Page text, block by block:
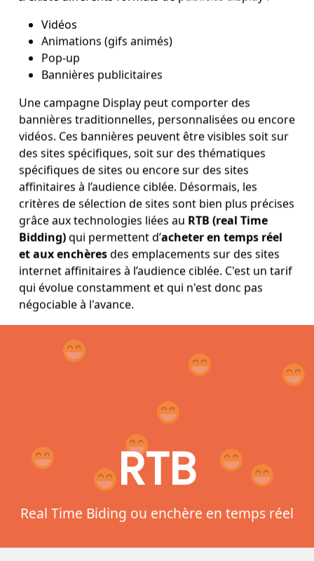
Vidéos
Animations (gifs animés)
Pop-up
Bannières publicitaires
Une campagne Display peut comporter des
bannières traditionnelles, personnalisées ou encore
vidéos. Ces bannières peuvent être visibles soit sur
des sites spécifiques, soit sur des thématiques
spécifiques de sites ou encore sur des sites
affinitaires à l’audience ciblée. Désormais, les
critères de sélection de sites sont bien plus précises
grâce aux technologies liées au RTB (real Time
Bidding)qui permettent d’acheter en temps réel
et aux enchèresdes emplacements sur des sites
internet affinitaires à l’audience ciblée. C'est un tarif
qui évolue constamment et qui n'est donc pas
négociable à l'avance.
RTB
Real Time Biding ou enchère en temps réel